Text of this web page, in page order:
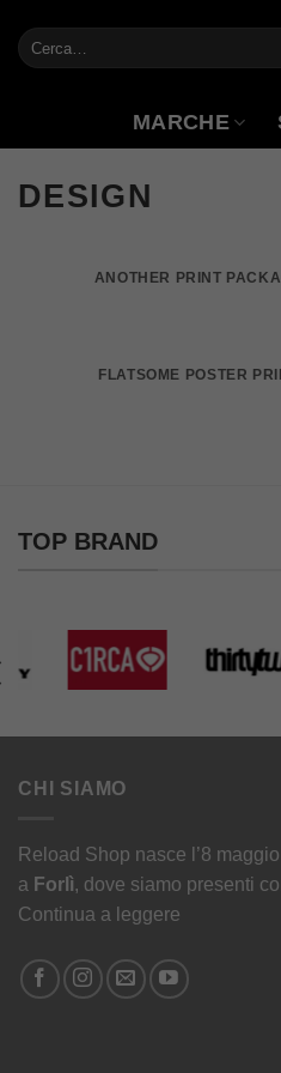
contenuti
Cerca:
MARCHE
DESIGN
ANOTHER PRINT
FLATSOME POSTER
TOP BRAND
CHI SIAMO
Reload Shop nasce l’8
a Forlì, dove siamo presenti
Continua a leggere